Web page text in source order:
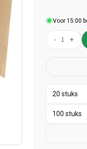
Voor 15:00
- +